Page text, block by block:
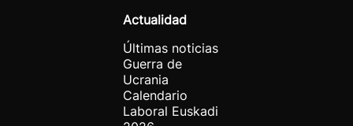
Actualidad
Últimas noticias
Guerra de
Ucrania
Calendario
Laboral Euskadi